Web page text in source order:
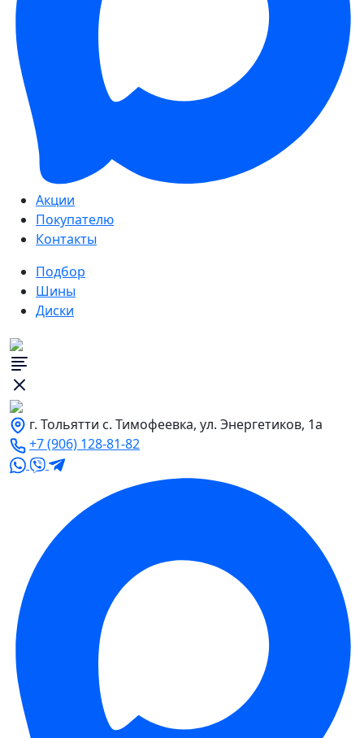
Акции
Покупателю
Контакты
Подбор
Шины
Диски
г. Тольятти с. Тимофеевка, ул. Энергетиков, 1а
+7 (906) 128-81-82